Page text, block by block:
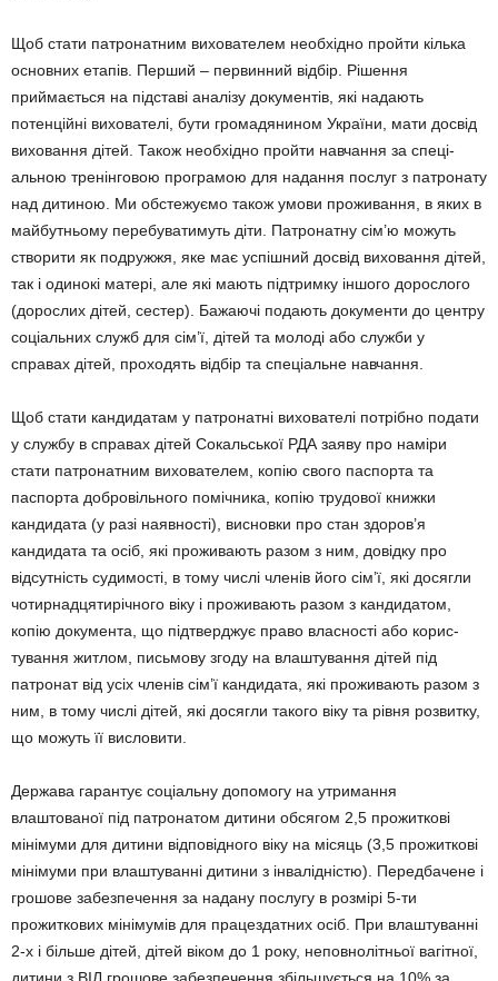
Щоб стати патронатним вихова­телем необхідно пройти кілька
ос­новних етапів. Перший – пер­винний відбір. Рішення
приймається на підставі аналізу документів, які надають
потенційні вихователі, бути громадянином України, мати досвід
виховання дітей. Також не­обхідно пройти навчання за спеці­
альною тренінговою програмою для надання послуг з патронату
над дитиною. Ми обстежуємо та­кож умови проживання, в яких в
майбутньому перебуватимуть діти. Патронатну сім’ю можуть
створити як подружжя, яке має успішний досвід виховання дітей,
так і оди­нокі матері, але які мають підтрим­ку іншого дорослого
(дорослих дітей, сестер). Бажаючі подають документи до центру
соціальних служб для сім’ї, дітей та молоді або служби у
справах дітей, прохо­дять відбір та спеціальне навчання.
Щоб стати кандидатам у патро­натні вихователі потрібно подати
у службу в справах дітей Сокаль­ської РДА заяву про наміри
стати патро­натним вихователем, копію свого паспорта та
паспорта добро­вільно­го помічника, копію трудової книжки
кандидата (у разі наяв­ності), вис­новки про стан здоров’я
кандидата та осіб, які проживають разом з ним, довідку про
відсут­ність суди­мості, в тому числі членів його сім’ї, які досягли
чотирнадця­тирічного віку і проживають разом з кандида­том,
копію документа, що підтвер­джує право власності або корис­
тування житлом, письмо­ву згоду на влаштування дітей під
патронат від усіх членів сім’ї кан­дидата, які проживають разом з
ним, в тому числі дітей, які досягли такого віку та рівня розвитку,
що можуть її висловити.
Держава гарантує соціальну до­помогу на утримання
влаштованої під патронатом дитини обсягом 2,5 прожиткові
мінімуми для дитини відповідного віку на місяць (3,5 прожиткові
мінімуми при влашту­ванні дитини з інвалідністю). Передбачене і
грошове забезпе­чення за надану послугу в розмірі 5-ти
прожиткових мінімумів для працездатних осіб. При влашту­ванні
2-х і більше дітей, дітей віком до 1 року, неповнолітньої вагітної,
дитини з ВІЛ грошове забезпечен­ня збільшується на 10% за